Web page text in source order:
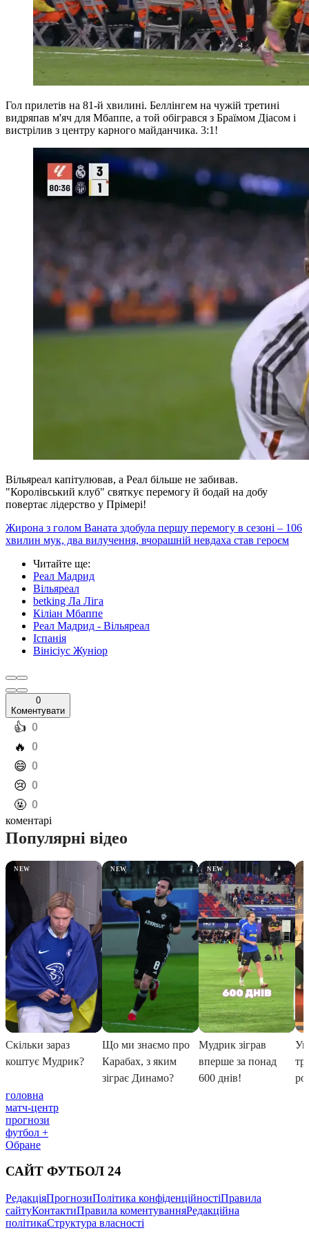
Гол прилетів на 81-й хвилині. Беллінгем на чужій третині
видряпав м'яч для Мбаппе, а той обігрався з Браїмом Діасом і
вистрілив з центру карного майданчика. 3:1!
Вільяреал капітулював, а Реал більше не забивав.
"Королівський клуб" святкує перемогу й бодай на добу
повертає лідерство у Прімері!
Жирона з голом Ваната здобула першу перемогу в сезоні – 106
хвилин мук, два вилучення, вчорашній невдаха став героєм
Читайте ще:
Реал Мадрид
Вільяреал
betking Ла Ліга
Кіліан Мбаппе
Реал Мадрид - Вільяреал
Іспанія
Вінісіус Жуніор
0
Коментувати
️👍 0
️🔥 0
️😄 0
️😢 0
️🤬 0
коментарі
головна
матч-центр
прогнози
футбол +
Обране
САЙТ ФУТБОЛ 24
РедакціяПрогнозиПолітика конфіденційностіПравила
сайтуКонтактиПравила коментуванняРедакційна
політикаСтруктура власності